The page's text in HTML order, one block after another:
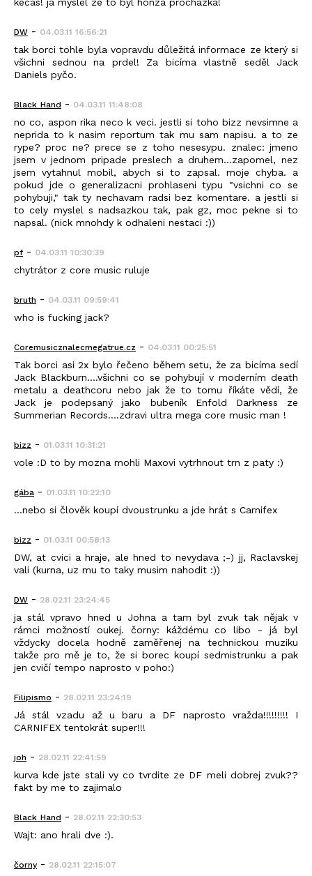
DW - 04.03.11 16:56:21
tak borci tohle byla vopravdu důležitá informace ze který si
všichni sednou na prdel! Za bicíma vlastně seděl Jack
Daniels pyčo.
Black_Hand - 04.03.11 11:48:08
no co, aspon rika neco k veci. jestli si toho bizz nevsimne a
neprida to k nasim reportum tak mu sam napisu. a to ze
rype? proc ne? prece se z toho nesesypu. znalec: jmeno
jsem v jednom pripade preslech a druhem...zapomel, nez
jsem vytahnul mobil, abych si to zapsal. moje chyba. a
pokud jde o generalizacni prohlaseni typu "vsichni co se
pohybuji," tak ty nechavam radsi bez komentare. a jestli si
to cely myslel s nadsazkou tak, pak gz, moc pekne si to
napsal. (nick mnohdy k odhaleni nestaci :))
pf - 04.03.11 10:30:39
chytrátor z core music ruluje
bruth - 04.03.11 09:59:41
who is fucking jack?
Coremusicznalecmegatrue.cz - 04.03.11 00:25:51
Tak borci asi 2x bylo řečeno během setu, že za bicíma sedí
Jack Blackburn....všichni co se pohybují v moderním death
metalu a deathcoru nebo jak že to tomu říkáte vědí, že
Jack je podepsaný jako bubeník Enfold Darkness ze
Summerian Records....zdravi ultra mega core music man !
bizz - 01.03.11 10:31:21
vole :D to by mozna mohli Maxovi vytrhnout trn z paty :)
gába - 01.03.11 10:22:10
...nebo si člověk koupí dvoustrunku a jde hrát s Carnifex
bizz - 01.03.11 00:58:13
DW, at cvici a hraje, ale hned to nevydava ;-) jj, Raclavskej
vali (kurna, uz mu to taky musim nahodit :))
DW - 28.02.11 23:24:45
ja stál vpravo hned u Johna a tam byl zvuk tak nějak v
rámci možností oukej. čorny: káždému co libo - já byl
vždycky docela hodně zaměřenej na technickou muziku
takže pro mě je to, že si borec koupí sedmistrunku a pak
jen cvičí tempo naprosto v poho:)
Filipismo - 28.02.11 23:24:19
Já stál vzadu až u baru a DF naprosto vražda!!!!!!!!! I
CARNIFEX tentokrát super!!!
joh - 28.02.11 22:41:59
kurva kde jste stali vy co tvrdite ze DF meli dobrej zvuk??
fakt by me to zajimalo
Black_Hand - 28.02.11 22:30:53
Wajt: ano hrali dve :).
čorny - 28.02.11 22:15:07